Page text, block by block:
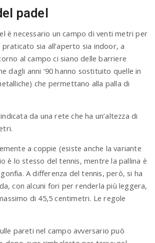
padel
è necessario un campo di venti metri per
sia all’aperto sia indoor, a
al campo ci siano delle barriere
dagli anni ‘90 hanno sostituito quelle in
che permettano alla palla di
da una rete che ha un’altezza di
a coppie (esiste anche la variante
è lo stesso del tennis, mentre la pallina è
A differenza del tennis, però, si ha
con alcuni fori per renderla più leggera,
di 45,5 centimetri. Le regole
pareti nel campo avversario può